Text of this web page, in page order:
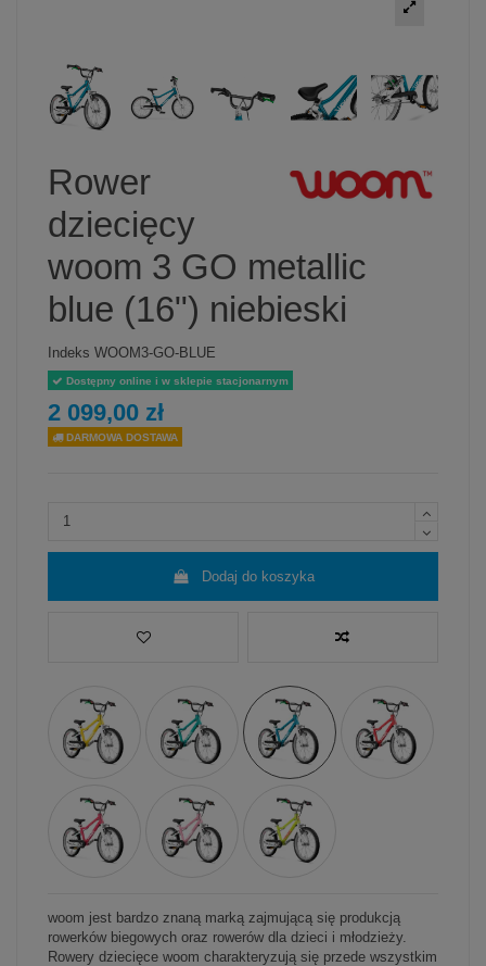
Rower
dziecięcy
woom 3 GO metallic
blue (16") niebieski
Indeks WOOM3-GO-BLUE
Dostępny online i w sklepie stacjonarnym
2 099,00 zł
DARMOWA DOSTAWA
Dodaj do koszyka
woom jest bardzo znaną marką zajmującą się produkcją
rowerków biegowych oraz rowerów dla dzieci i młodzieży.
Rowery dziecięce woom charakteryzują się przede wszystkim